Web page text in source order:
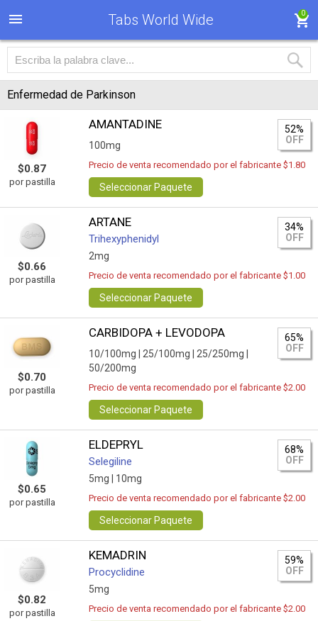
Tabs World Wide 0
Enfermedad de Parkinson
$0.87
por pastilla
AMANTADINE
100mg
52%
OFF
Precio de venta recomendado por el fabricante $1.80
Seleccionar Paquete
$0.66
por pastilla
ARTANE
Trihexyphenidyl
2mg
34%
OFF
Precio de venta recomendado por el fabricante $1.00
Seleccionar Paquete
$0.70
por pastilla
CARBIDOPA + LEVODOPA
10/100mg | 25/100mg |
25/250mg |
50/200mg
65%
OFF
Precio de venta recomendado por el fabricante $2.00
Seleccionar Paquete
$0.65
por pastilla
ELDEPRYL
Selegiline
5mg | 10mg
68%
OFF
Precio de venta recomendado por el fabricante $2.00
Seleccionar Paquete
$0.82
por pastilla
KEMADRIN
Procyclidine
5mg
59%
OFF
Precio de venta recomendado por el fabricante $2.00